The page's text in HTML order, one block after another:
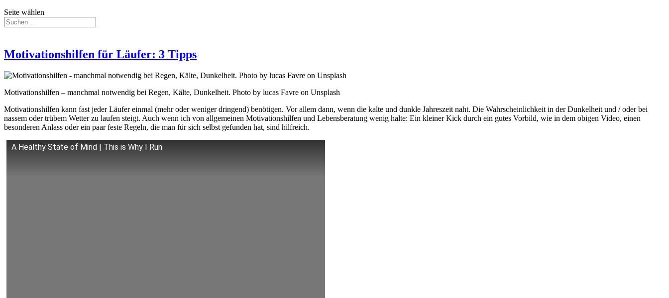
Seite wählen
Motivationshilfen für Läufer: 3 Tipps
Motivationshilfen – manchmal notwendig bei Regen, Kälte, Dunkelheit. Photo by lucas Favre on Unsplash
Motivationshilfen kann fast jeder Läufer einmal (mehr oder weniger dringend) benötigen. Vor allem dann, wenn die kalte und dunkle Jahreszeit naht. Die Wahrscheinlichkeit in der Dunkelheit und / oder bei
nassem oder trübem Wetter zu laufen steigt. Auch wenn ich von allgemeinen Motivationshilfen und Lebensberatung wenig halte: Ein kleiner Kick durch ein gutes Vorbild, wie in dem obigen Video, einen
besonderen Anlass oder ein paar feste Regeln, die man für sich selbst gefunden hat, sind hilfreich.
A Healthy State of Mind | This is Why I Run